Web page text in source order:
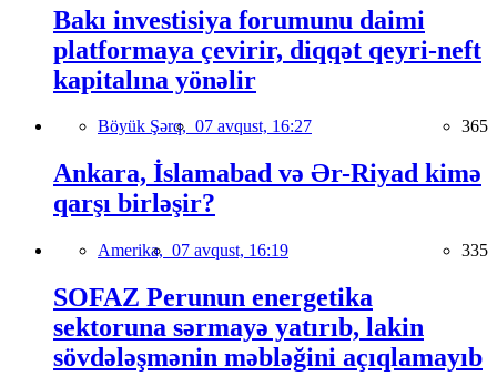
Bakı investisiya forumunu daimi
platformaya çevirir, diqqət qeyri-neft
kapitalına yönəlir
Böyük Şərq, 07 avqust, 16:27 365
Ankara, İslamabad və Ər-Riyad kimə
qarşı birləşir?
Amerika, 07 avqust, 16:19 335
SOFAZ Perunun energetika
sektoruna sərmayə yatırıb, lakin
sövdələşmənin məbləğini açıqlamayıb